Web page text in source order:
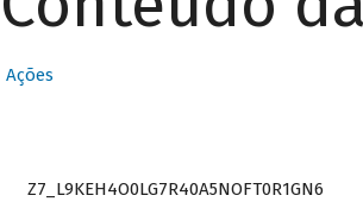
Ações
Z7_L9KEH4O0LG7R40A5NOFT0R1GN6